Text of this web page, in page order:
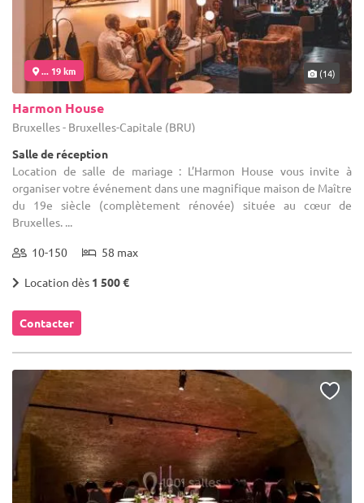
... 19 km (14)
Harmon House
Bruxelles - Bruxelles-Capitale (BRU)
Salle de réception
Location de salle de mariage : L’Harmon House vous invite à
organiser votre événement dans une magnifique maison de Maître
du 19e siècle (complètement rénovée) située au cœur de
Bruxelles. ...
10-150 58 max
Location dès 1 500 €
Contacter